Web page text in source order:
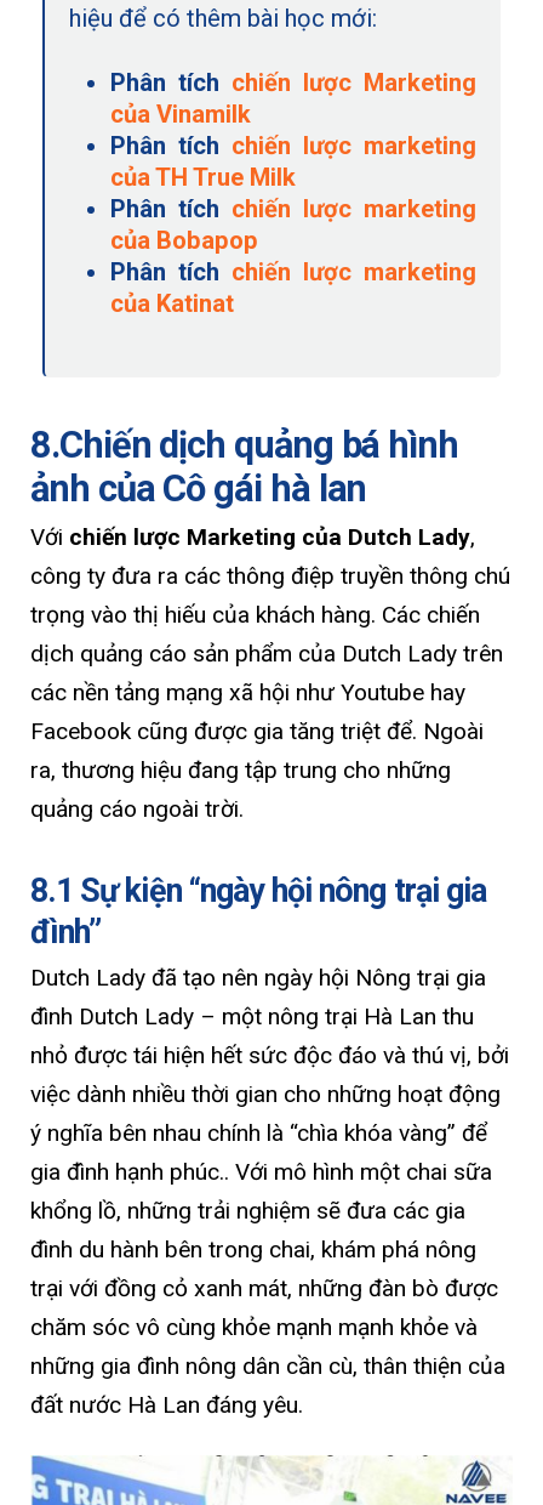
hiệu để có thêm bài học mới:
Phân tích chiến lược Marketing
của Vinamilk
Phân tích chiến lược marketing
của TH True Milk
Phân tích chiến lược marketing
của Bobapop
Phân tích chiến lược marketing
của Katinat
8.Chiến dịch quảng bá hình
ảnh của Cô gái hà lan
Với chiến lược Marketing của Dutch Lady,
công ty đưa ra các thông điệp truyền thông chú
trọng vào thị hiếu của khách hàng. Các chiến
dịch quảng cáo sản phẩm của Dutch Lady trên
các nền tảng mạng xã hội như Youtube hay
Facebook cũng được gia tăng triệt để. Ngoài
ra, thương hiệu đang tập trung cho những
quảng cáo ngoài trời.
8.1 Sự kiện “ngày hội nông trại gia
đình”
Dutch Lady đã tạo nên ngày hội Nông trại gia
đình Dutch Lady – một nông trại Hà Lan thu
nhỏ được tái hiện hết sức độc đáo và thú vị, bởi
việc dành nhiều thời gian cho những hoạt động
ý nghĩa bên nhau chính là “chìa khóa vàng” để
gia đình hạnh phúc.. Với mô hình một chai sữa
khổng lồ, những trải nghiệm sẽ đưa các gia
đình du hành bên trong chai, khám phá nông
trại với đồng cỏ xanh mát, những đàn bò được
chăm sóc vô cùng khỏe mạnh mạnh khỏe và
những gia đình nông dân cần cù, thân thiện của
đất nước Hà Lan đáng yêu.